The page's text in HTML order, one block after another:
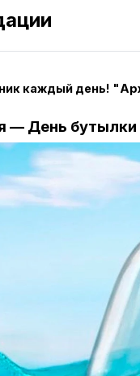
— День бутылки